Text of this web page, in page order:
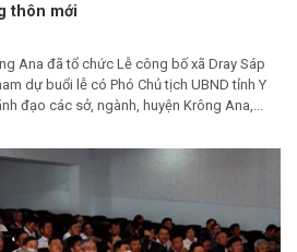
thôn mới
Ana đã tổ chức Lễ công bố xã Dray Sáp
dự buổi lễ có Phó Chủ tịch UBND tỉnh Y
đạo các sở, ngành, huyện Krông Ana,...